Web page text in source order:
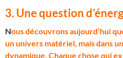
3. Une question
Nous découvrons aujourd’hui
un univers matériel, mais dans
dynamique. Chaque chose qui